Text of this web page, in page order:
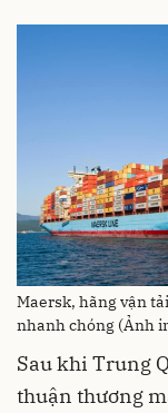
Maersk, hãng vận
nhanh chóng (Ảnh
Sau khi Trung
thuận thương